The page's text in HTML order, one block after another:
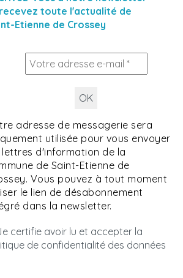
toute l'actualité de
Etienne de Crossey
adresse de messagerie sera
utilisée pour vous envoyer
lettres d'information de la
de Saint-Etienne de
Vous pouvez à tout moment
le lien de désabonnement
dans la newsletter.
certifie avoir lu et accepter la
de confidentialité des données